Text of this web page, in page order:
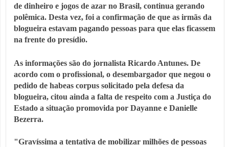
de dinheiro e jogos de azar no Brasil, continua gerando
polêmica. Desta vez, foi a confirmação de que as irmãs da
blogueira estavam pagando pessoas para que elas ficassem
na frente do presídio.
As informações são do jornalista Ricardo Antunes. De
acordo com o profissional, o desembargador que negou o
pedido de habeas corpus solicitado pela defesa da
blogueira, citou ainda a falta de respeito com a Justiça do
Estado a situação promovida por Dayanne e Danielle
Bezerra.
"Gravíssima a tentativa de mobilizar milhões de pessoas